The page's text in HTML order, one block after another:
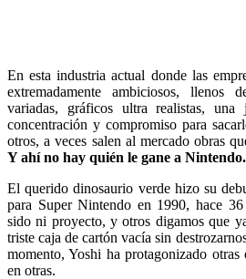
En esta industria actual donde las
extremadamente ambiciosos, llenos
variadas, gráficos ultra realistas,
concentración y compromiso para
otros, a veces salen al mercado obras
Y ahí no hay quién le gane a Nintendo.
El querido dinosaurio verde hizo su
para Super Nintendo en 1990, hace
sido ni proyecto, y otros digamos que
triste caja de cartón vacía sin
momento, Yoshi ha protagonizado
en otras.